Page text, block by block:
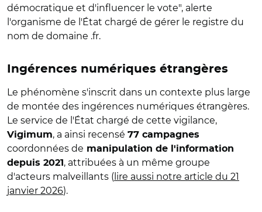
démocratique et d'influencer le vote", alerte
l'organisme de l'État chargé de gérer le registre du
nom de domaine .fr.
Ingérences numériques étrangères
Le phénomène s'inscrit dans un contexte plus large
de montée des ingérences numériques étrangères.
Le service de l'État chargé de cette vigilance,
Vigimum, a ainsi recensé 77 campagnes
coordonnées de manipulation de l'information
depuis 2021 , attribuées à un même groupe
d'acteurs malveillants ( lire aussi notre article du 21
janvier 2026).